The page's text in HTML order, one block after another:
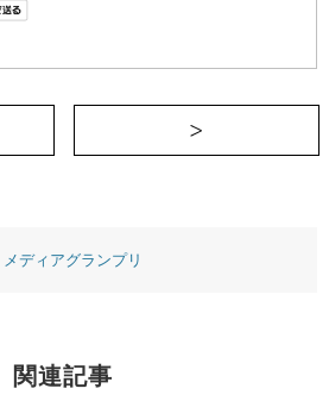
＜ ハウルの動かない城
メディアグランプリ
関連記事